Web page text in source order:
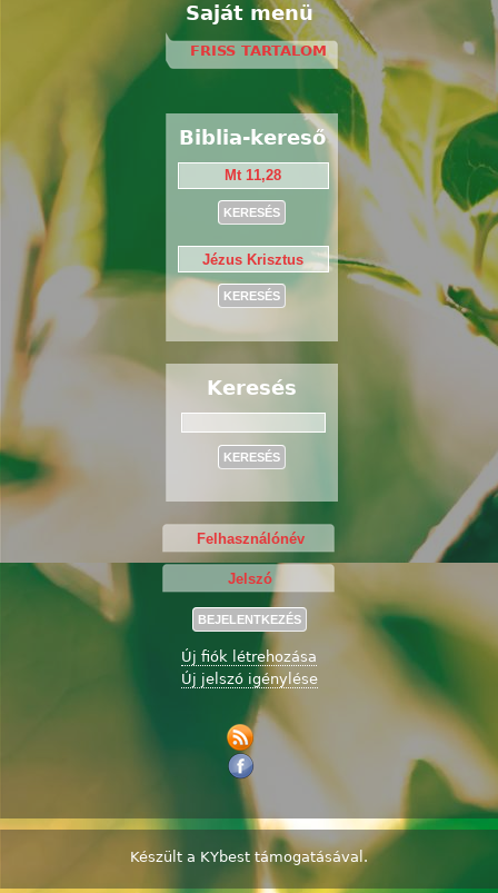
Saját menü
FRISS TARTALOM
Biblia-kereső
Keresés
Új fiók létrehozása
Új jelszó igénylése
Készült a KYbest támogatásával.